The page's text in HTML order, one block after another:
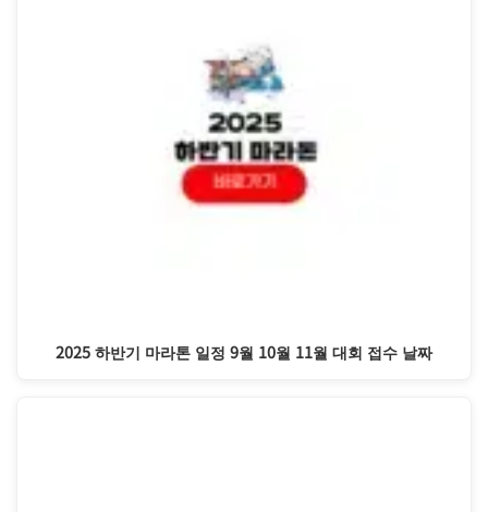
2025 하반기 마라톤 일정 9월 10월 11월 대회 접수 날짜